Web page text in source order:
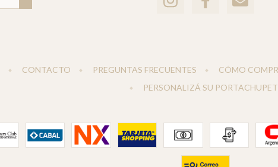
CONTACTO PREGUNTAS FRECUENTES CÓMO
PERSONALIZÁ SU